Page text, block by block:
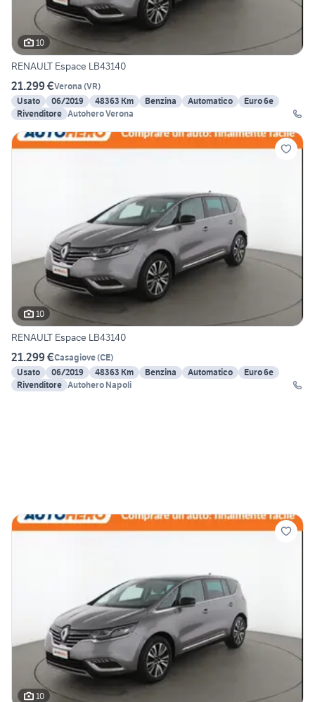
10
RENAULT Espace LB43140
21.299 €Verona (VR)
Usato
06/2019 48363 Km Benzina Automatico
Euro 6e
Rivenditore Autohero Verona
10
RENAULT Espace LB43140
21.299 €Casagiove(CE)
Usato
06/2019 48363 Km Benzina Automatico
Euro 6e
Rivenditore Autohero Napoli
10